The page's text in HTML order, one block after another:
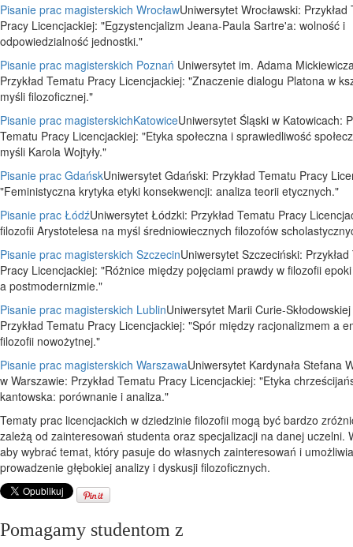
Pisanie prac magisterskich WrocławUniwersytet Wrocławski: Przykład
Pracy Licencjackiej: "Egzystencjalizm Jeana-Paula Sartre'a: wolność i
odpowiedzialność jednostki."
Pisanie prac magisterskich Poznań Uniwersytet im. Adama
Przykład Tematu Pracy Licencjackiej: "Znaczenie dialogu Platona w
myśli filozoficznej."
Pisanie prac magisterskichKatowiceUniwersytet Śląski w Katowicach:
Tematu Pracy Licencjackiej: "Etyka społeczna i sprawiedliwość
myśli Karola Wojtyły."
Pisanie prac GdańskUniwersytet Gdański: Przykład Tematu Pracy
"Feministyczna krytyka etyki konsekwencji: analiza teorii etycznych."
Pisanie prac ŁódźUniwersytet Łódzki: Przykład Tematu Pracy
filozofii Arystotelesa na myśl średniowiecznych filozofów
Pisanie prac magisterskich SzczecinUniwersytet Szczeciński:
Pracy Licencjackiej: "Różnice między pojęciami prawdy w filozofii
a postmodernizmie."
Pisanie prac magisterskich LublinUniwersytet Marii Curie-
Przykład Tematu Pracy Licencjackiej: "Spór między racjonalizmem a
filozofii nowożytnej."
Pisanie prac magisterskich WarszawaUniwersytet Kardynała Stefana
w Warszawie: Przykład Tematu Pracy Licencjackiej: "Etyka
kantowska: porównanie i analiza."
Tematy prac licencjackich w dziedzinie filozofii mogą być bardzo
zależą od zainteresowań studenta oraz specjalizacji na danej uczelni.
aby wybrać temat, który pasuje do własnych zainteresowań i umożliwia
prowadzenie głębokiej analizy i dyskusji filozoficznych.
Pomagamy studentom z